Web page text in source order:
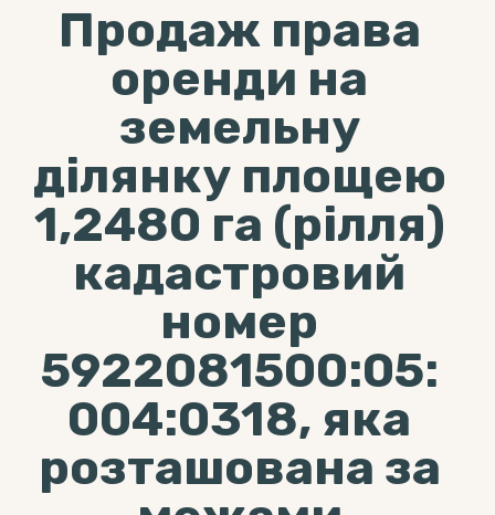
Продаж права
оренди на
земельну
ділянку площею
1,2480 га (рілля)
кадастровий
номер
5922081500:05:
004:0318, яка
розташована за